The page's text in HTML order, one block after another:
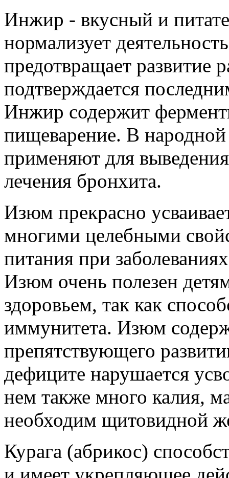
Инжир - вкусный и
нормализует
предотвращает развитие
подтверждается
Инжир содержит
пищеварение. В
применяют для
лечения бронхита.
Изюм прекрасно
многими целебными
питания при
Изюм очень полезен
здоровьем, так как
иммунитета. Изюм
препятствующего
дефиците нарушается
нем также много калия,
необходим щитовидной
Курага (абрикос)